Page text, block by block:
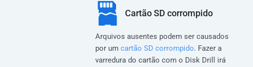
Cartão SD corrompido
Arquivos ausentes podem ser causados
por um cartão SD corrompido. Fazer a
varredura do cartão com o Disk Drill irá